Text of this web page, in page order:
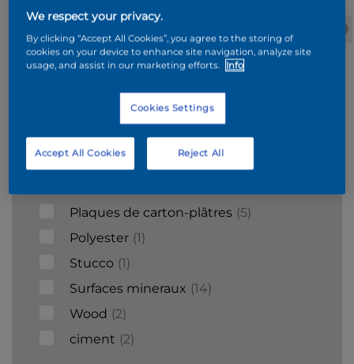
galvanisé
Supports
Béton cellulaire 1
Carrelages
Plaques de carton-plâtres 5
Polyester 1
Stucco 1
Surfaces mineraux 14
Wood
2
ciment
2
We respect your privacy.
By clicking “Accept All Cookies”, you agree to the storing of
cookies on your device to enhance site navigation, analyze site
usage, and assist in our marketing efforts.
Info
Cookies Settings
Reject All
Accept All Cookies